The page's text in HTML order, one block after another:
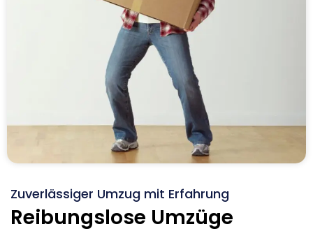
Zuverlässiger Umzug mit Erfahrung
Reibungslose Umzüge